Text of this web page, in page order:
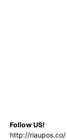
Follow US!
http://riaupos.co/